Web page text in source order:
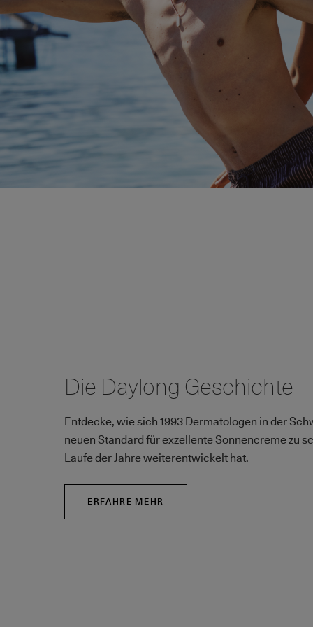
Die Daylong Geschichte
Entdecke, wie sich 1993 Dermatologen in der
neuen Standard für exzellente Sonnencreme zu
Laufe der Jahre weiterentwickelt hat.
ERFAHRE MEHR